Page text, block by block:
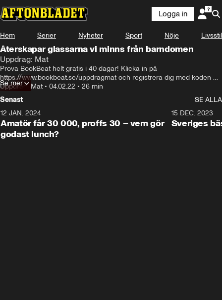
Logga in
Hem Serier Nyheter Sport Nöje Livsstil
Återskapar glassarna vi minns från barndomen
Uppdrag: Mat
Prova BookBeat helt gratis i 40 dagar! Klicka in på
https://www.bookbeat.se/uppdragmat och registrera dig med koden
uppdragmat.
Koden gäller alla nya BookBeat-användare och BookBeat har ingen
bindningstid.
I det här avsnittet återskapar jag glassar vi minns från barndomen.
Och jag gör det med hjälp av en rad proffs!
Uppdrag: Mat • 04.02.22 • 26 min
Se mer
Senast
SE ALLA
12 JAN. 2024
Amatör får 30 000, proffs 30 – vem gör
godast lunch?
15 DEC. 2023
Sveriges